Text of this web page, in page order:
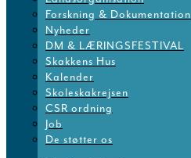
Forskning & Dokumentation
Nyheder
DM & LÆRINGSFESTIVAL
Skakkens Hus
Kalender
Skoleskakrejsen
CSR ordning
Job
De støtter os